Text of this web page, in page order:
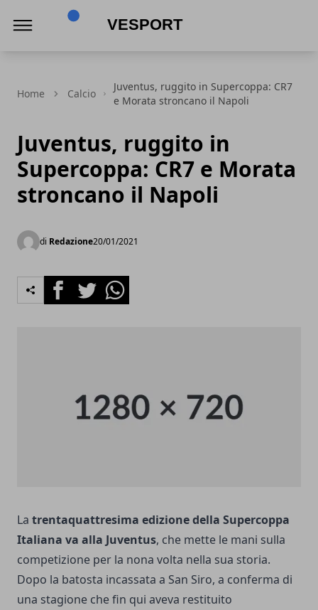
Home Calcio
Juventus, ruggito in Supercoppa: CR7
e Morata stroncano il Napoli
Juventus, ruggito in
Supercoppa: CR7 e Morata
stroncano il Napoli
di Redazione20/01/2021
FacebookTwitterWhatsapp
La trentaquattresima edizione della Supercoppa
Italiana va alla Juventus, che mette le mani sulla
competizione per la nona volta nella sua storia.
Dopo la batosta incassata a San Siro, a conferma di
una stagione che fin qui aveva restituito